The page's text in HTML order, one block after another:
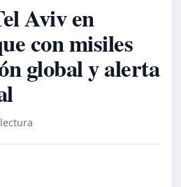
Aviv en
con misiles
global y alerta